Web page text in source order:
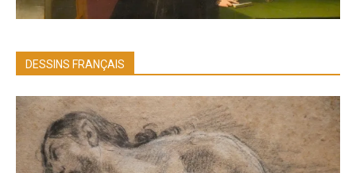
DESSINS FRANÇAIS